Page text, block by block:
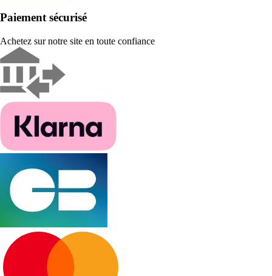
Paiement sécurisé
Achetez sur notre site en toute confiance